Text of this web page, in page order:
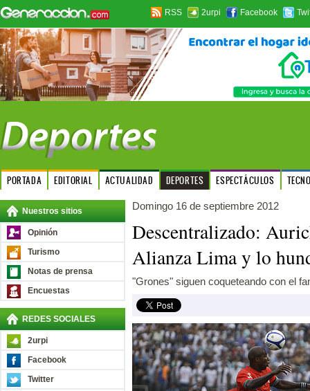
RSS 2urpi Facebook
PORTADA EDITORIAL ACTUALIDAD DEPORTES ESPECTÁCULOS
Nuestros sitios
Opinión
Turismo
Notas de prensa
Encuestas
REDES SOCIALES
2urpi
Facebook
Twitter
Domingo 16 de septiembre 2012
Descentralizado:
Alianza Lima y lo
"Grones" siguen coqueteando con el